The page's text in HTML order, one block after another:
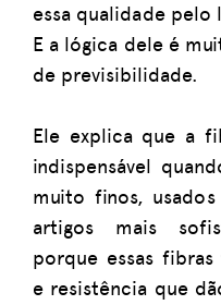
essa qualidade
E a lógica dele é
de previsibilidade.
Ele explica que a
indispensável
muito finos,
artigos mais
porque essas
e resistência que